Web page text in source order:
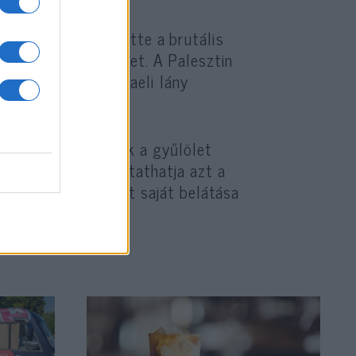
minősítette a brutális
szervezetet. A Palesztin
a 19 éves izraeli lány
harcot, és csak a gyűlölet
Hatóság folytathatja azt a
a fiatalokat saját belátása
Danon.